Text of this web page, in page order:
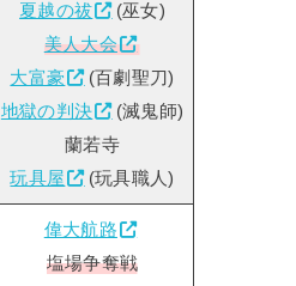
夏越の祓
(巫女)
美人大会
大富豪
(百劇聖刀)
地獄の判決
(滅鬼師)
蘭若寺
玩具屋
(玩具職人)
偉大航路
塩場争奪戦